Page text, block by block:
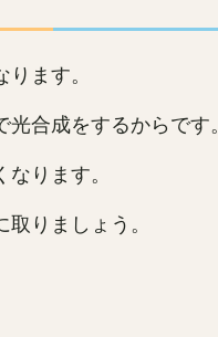
ます。
合成をするからです。
ります。
りましょう。